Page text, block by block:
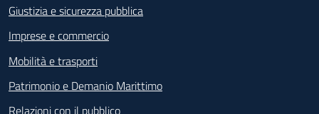
Giustizia e sicurezza pubblica
Imprese e commercio
Mobilità e trasporti
Patrimonio e Demanio Marittimo
Relazioni con il pubblico